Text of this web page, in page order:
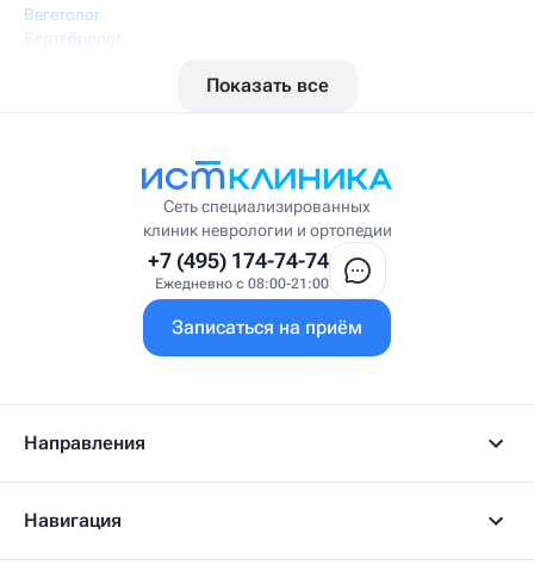
Вегетолог
Вертебролог
Висцеральный массажист
Врач интегративной медицины
Врач первичного приёма
Гастроэнтеролог-гепатолог
Гериатр
Гинеколог
Гирудолог
Показать все
Сеть специализированных
клиник неврологии и ортопедии
+7 (495) 174-74-74
Ежедневно с 08:00-21:00
Записаться на приём
Направления
Навигация